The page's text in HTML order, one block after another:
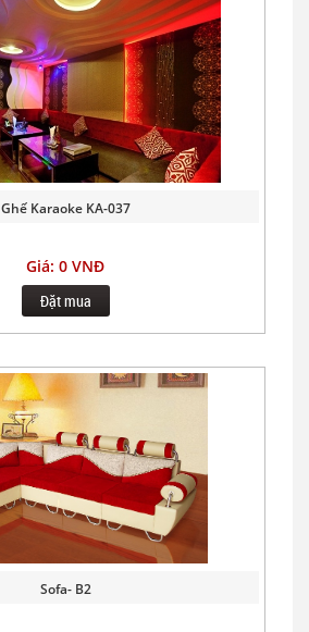
Ghế Karaoke KA-037
Giá: 0 VNĐ
Đặt mua
Sofa- B2